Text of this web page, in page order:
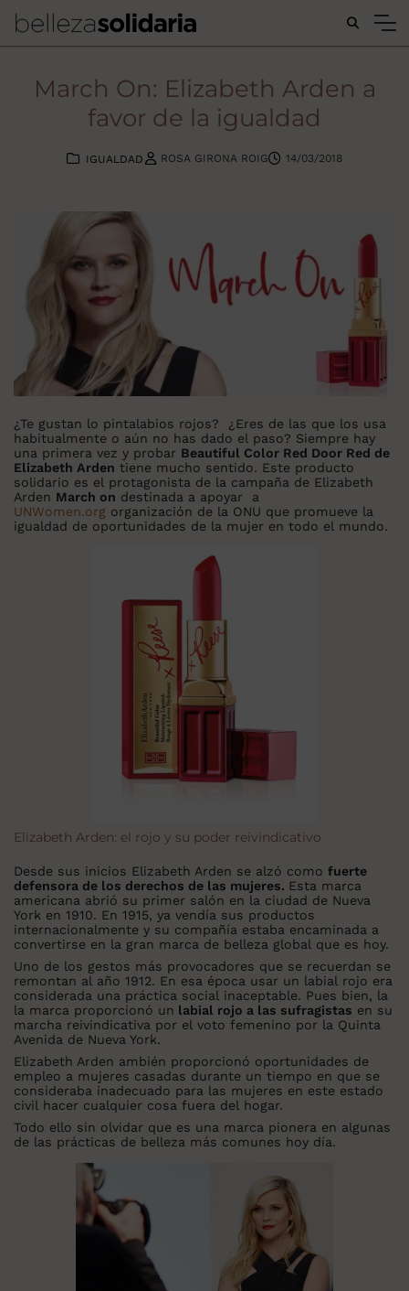
Buscar...
March On: Elizabeth Arden a
favor de la igualdad
IGUALDAD ROSA GIRONA ROIG 14/03/2018
¿Te gustan lo pintalabios rojos? ¿Eres de las que los usa
habitualmente o aún no has dado el paso? Siempre hay
una primera vez y probar Beautiful Color Red Door Red de
Elizabeth Arden tiene mucho sentido. Este producto
solidario es el protagonista de la campaña de Elizabeth
Arden March on destinada a apoyar a
UNWomen.org organización de la ONU que promueve la
igualdad de oportunidades de la mujer en todo el mundo.
Elizabeth Arden: el rojo y su poder reivindicativo
Desde sus inicios Elizabeth Arden se alzó como fuerte
defensora de los derechos de las mujeres. Esta marca
americana abrió su primer salón en la ciudad de Nueva
York en 1910. En 1915, ya vendía sus productos
internacionalmente y su compañía estaba encaminada a
convertirse en la gran marca de belleza global que es hoy.
Uno de los gestos más provocadores que se recuerdan se
remontan al año 1912. En esa época usar un labial rojo era
considerada una práctica social inaceptable. Pues bien, la
la marca proporcionó un labial rojo a las sufragistas en su
marcha reivindicativa por el voto femenino por la Quinta
Avenida de Nueva York.
Elizabeth Arden ambién proporcionó oportunidades de
empleo a mujeres casadas durante un tiempo en que se
consideraba inadecuado para las mujeres en este estado
civil hacer cualquier cosa fuera del hogar.
Todo ello sin olvidar que es una marca pionera en algunas
de las prácticas de belleza más comunes hoy día.